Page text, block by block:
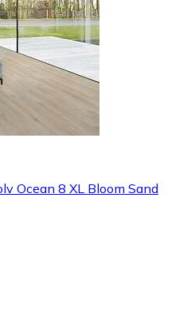
Ocean 8 XL Bloom Sand